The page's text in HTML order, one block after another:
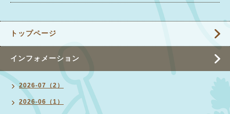
トップページ
インフォメーション
2026-07（2）
2026-06（1）